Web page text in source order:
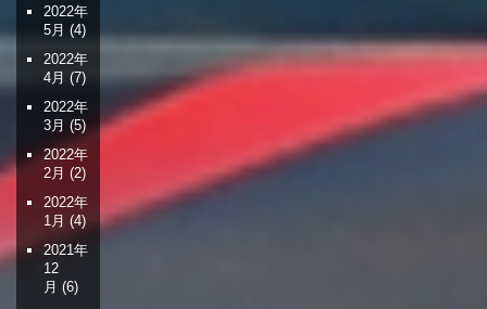
2022年
5月 (4)
2022年
4月 (7)
2022年
3月 (5)
2022年
2月 (2)
2022年
1月 (4)
2021年
12
月 (6)